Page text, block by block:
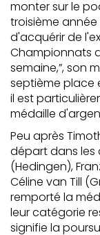
monter sur le
troisième année
d'acquérir de
Championnats
semaine,”, son
septième place
il est
médaille
Peu après
départ dans les
(Hedingen),
Céline van Till
remporté la
leur catégorie
signifie la